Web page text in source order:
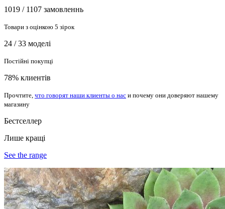
1019 / 1107 замовленнь
Товари з оцінкою 5 зірок
24 / 33 моделі
Постійні покупці
78% клиентів
Прочтите, что говорят наши клиенты о нас и почему они доверяют нашему
магазину
Бестселлер
Лише кращі
See the range